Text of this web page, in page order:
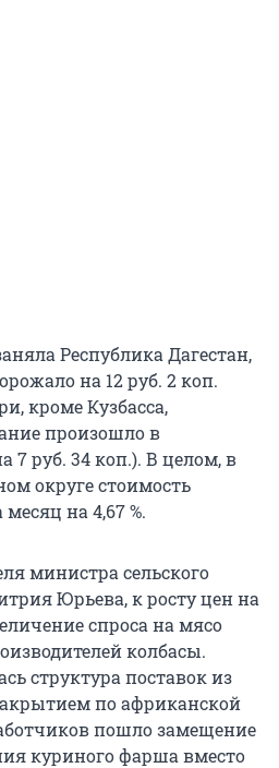
Республика Дагестан,
на 12 руб. 2 коп.
кроме Кузбасса,
произошло в
7 руб. 34 коп.). В целом, в
округе стоимость
на 4,67 %.
министра сельского
Юрьева, к росту цен на
спроса на мясо
колбасы.
структура поставок из
по африканской
пошло замещение
куриного фарша вместо